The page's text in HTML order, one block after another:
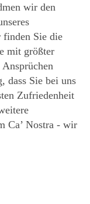
wir den
finden Sie die
mit größter
dass Sie bei uns
Zufriedenheit
Ca’ Nostra - wir